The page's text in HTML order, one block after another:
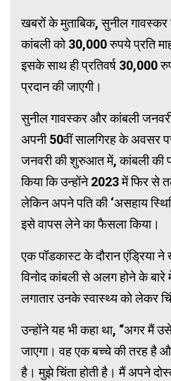
खबरों के मुताबिक, सुनील गावस्कर
कांबली को 30,000 रुपये प्रति माह
इसके साथ ही प्रतिवर्ष 30,000
प्रदान की जाएगी।
सुनील गावस्कर और कांबली
अपनी 50वीं सालगिरह के अवसर
जनवरी की शुरुआत में, कांबली की
किया कि उन्होंने 2023 में फिर से
लेकिन अपने पति की ‘असहाय
इसे वापस लेने का फैसला किया।
एक पॉडकास्ट के दौरान एंड्रिया
विनोद कांबली से अलग होने के बारे
लगातार उनके स्वास्थ्य को लेकर
उन्होंने यह भी कहा था, “अगर मैं
जाएगा। वह एक बच्चे की तरह है
है। मुझे चिंता होती है। मैं अपने